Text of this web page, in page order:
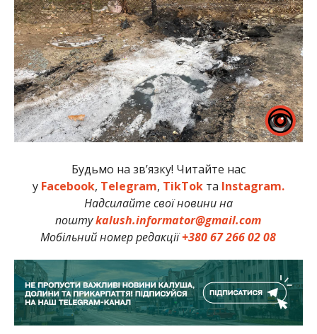
Будьмо на зв’язку! Читайте нас
у Facebook, Telegram, TikTokта Instagram.
Надсилайте свої новини на
поштуkalush.informator@gmail.com
Мобільний номер редакції+380 67 266 02 08